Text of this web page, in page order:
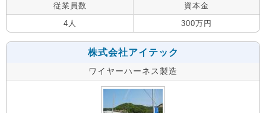
従業員数
資本金
4人
300万円
株式会社アイテック
ワイヤーハーネス製造